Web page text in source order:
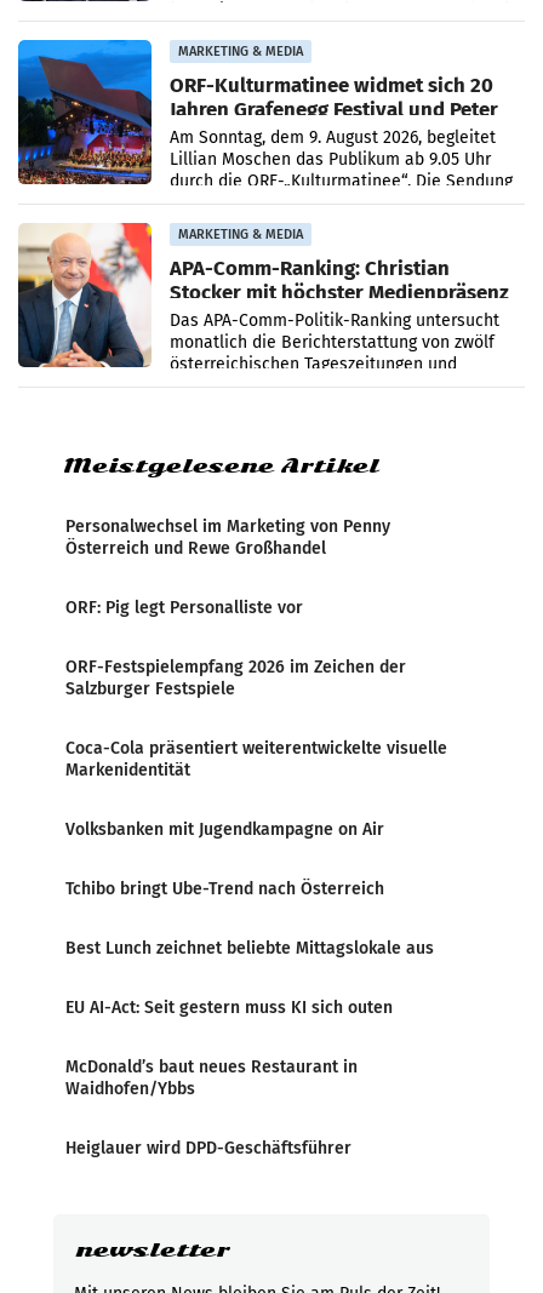
MARKETING & MEDIA
ORF-Kulturmatinee widmet sich 20
Jahren Grafenegg Festival und Peter
Simonischek
Am Sonntag, dem 9. August 2026, begleitet
Lillian Moschen das Publikum ab 9.05 Uhr
durch die ORF-„Kulturmatinee“. Die Sendung
startet mit der Dokumentation „20 Jahre
Grafenegg
MARKETING & MEDIA
APA-Comm-Ranking: Christian
Stocker mit höchster Medienpräsenz
im Juli
Das APA-Comm-Politik-Ranking untersucht
monatlich die Berichterstattung von zwölf
österreichischen Tageszeitungen und
analysiert, welche Politikerinnen und
Meistgelesene Artikel
Personalwechsel im Marketing von Penny
Österreich und Rewe Großhandel
ORF: Pig legt Personalliste vor
ORF-Festspielempfang 2026 im Zeichen der
Salzburger Festspiele
Coca-Cola präsentiert weiterentwickelte visuelle
Markenidentität
Volksbanken mit Jugendkampagne on Air
Tchibo bringt Ube-Trend nach Österreich
Best Lunch zeichnet beliebte Mittagslokale aus
EU AI-Act: Seit gestern muss KI sich outen
McDonald’s baut neues Restaurant in
Waidhofen/Ybbs
Heiglauer wird DPD-Geschäftsführer
newsletter